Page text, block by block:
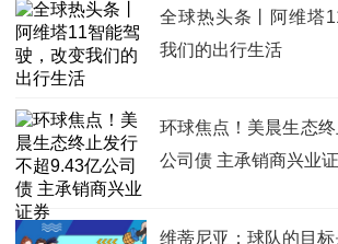
全球热头条丨阿维塔
我们的出行生活
环球焦点！美晨生态
公司债 主承销商兴业
维蒂尼亚：球队的目